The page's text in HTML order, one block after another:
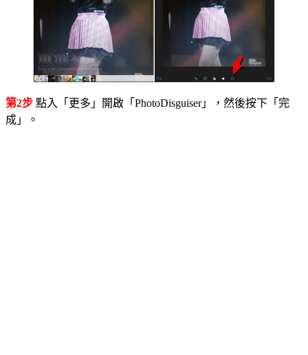
第2步 點入「更多」開啟「PhotoDisguiser」，然後按下「完
成」。